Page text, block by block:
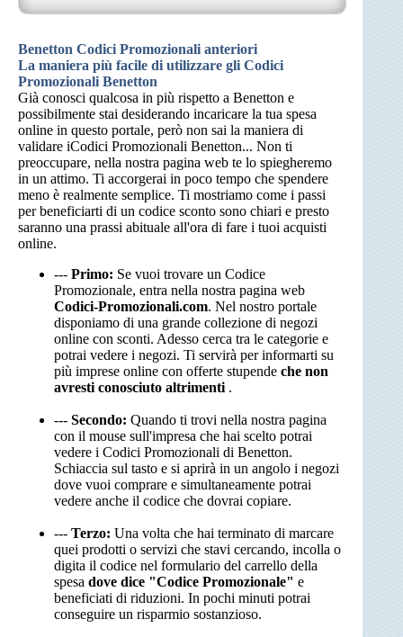
Benetton Codici Promozionali anteriori
La maniera più facile di utilizzare gli Codici
Promozionali Benetton
Già conosci qualcosa in più rispetto a Benetton e
possibilmente stai desiderando incaricare la tua spesa
online in questo portale, però non sai la maniera di
validare iCodici Promozionali Benetton... Non ti
preoccupare, nella nostra pagina web te lo spiegheremo
in un attimo. Ti accorgerai in poco tempo che spendere
meno è realmente semplice. Ti mostriamo come i passi
per beneficiarti di un codice sconto sono chiari e presto
saranno una prassi abituale all'ora di fare i tuoi acquisti
online.
--- Primo: Se vuoi trovare un Codice
Promozionale, entra nella nostra pagina web
Codici-Promozionali.com. Nel nostro portale
disponiamo di una grande collezione di negozi
online con sconti. Adesso cerca tra le categorie e
potrai vedere i negozi. Ti servirà per informarti su
più imprese online con offerte stupende che non
avresti conosciuto altrimenti .
--- Secondo: Quando ti trovi nella nostra pagina
con il mouse sull'impresa che hai scelto potrai
vedere i Codici Promozionali di Benetton.
Schiaccia sul tasto e si aprirà in un angolo i negozi
dove vuoi comprare e simultaneamente potrai
vedere anche il codice che dovrai copiare.
--- Terzo: Una volta che hai terminato di marcare
quei prodotti o servizi che stavi cercando, incolla o
digita il codice nel formulario del carrello della
spesa dove dice "Codice Promozionale" e
beneficiati di riduzioni. In pochi minuti potrai
conseguire un risparmio sostanzioso.